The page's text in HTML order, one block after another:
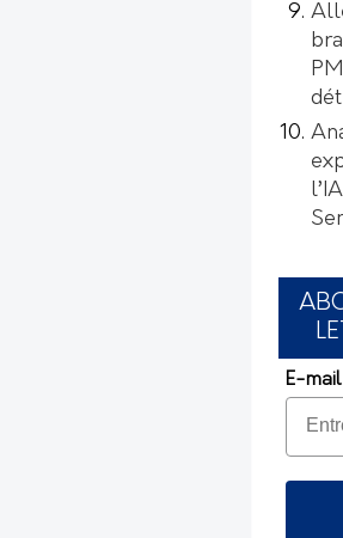
E-mail